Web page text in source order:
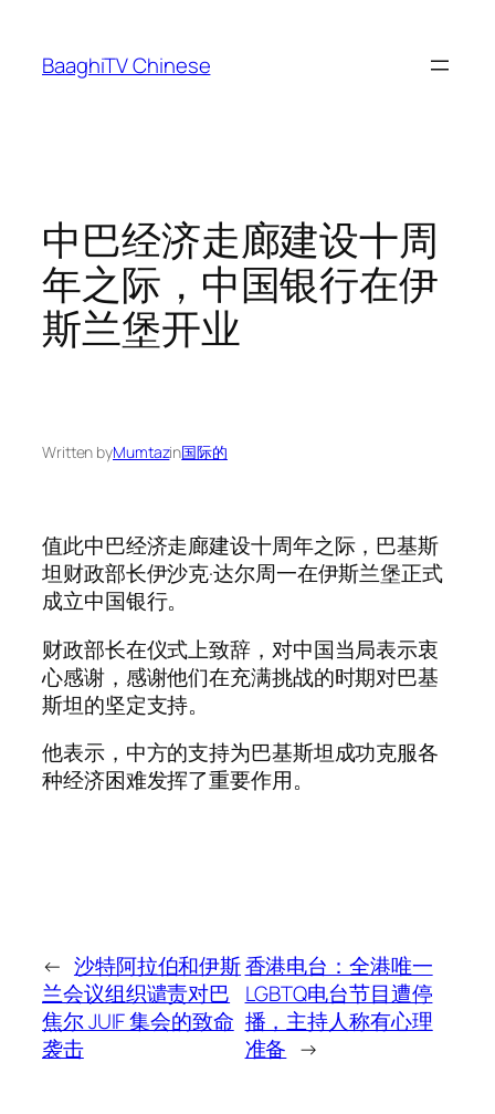
content
BaaghiTV Chinese
中巴经济走廊建设十周
年之际，中国银行在伊
斯兰堡开业
Written byMumtazin国际的
值此中巴经济走廊建设十周年之际，巴基斯
坦财政部长伊沙克·达尔周一在伊斯兰堡正式
成立中国银行。
财政部长在仪式上致辞，对中国当局表示衷
心感谢，感谢他们在充满挑战的时期对巴基
斯坦的坚定支持。
他表示，中方的支持为巴基斯坦成功克服各
种经济困难发挥了重要作用。
← 沙特阿拉伯和伊斯
兰会议组织谴责对巴
焦尔 JUIF 集会的致命
袭击
香港电台：全港唯一
LGBTQ电台节目遭停
播，主持人称有心理
准备 →